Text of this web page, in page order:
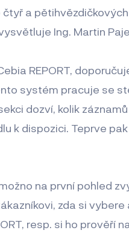
a
Ing. Martin
REPORT,
systém pracuje se
dozví, kolik
k dispozici. Teprve
na první pohled
zda si
resp. si ho prověří